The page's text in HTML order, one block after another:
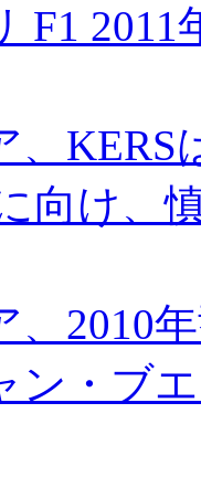
F1
、KERS
向け、
、2010
ン・ブ